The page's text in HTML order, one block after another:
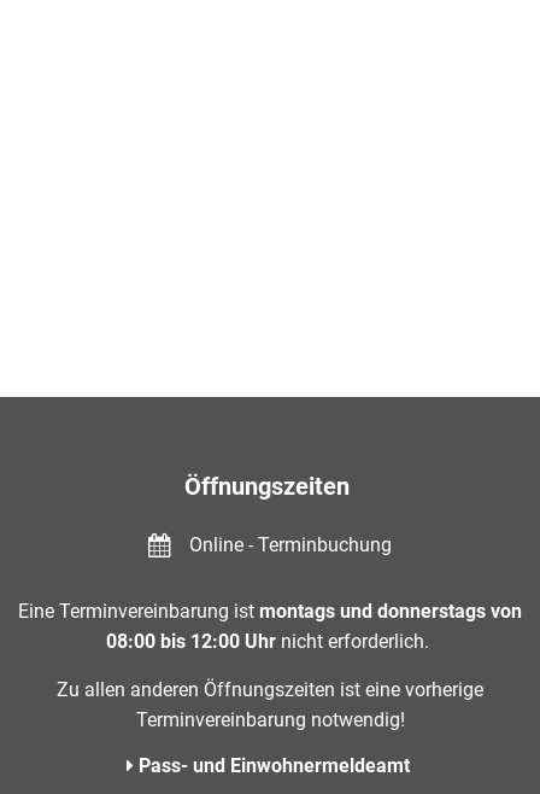
Öffnungszeiten
Online - Terminbuchung
Eine Terminvereinbarung ist montags und donnerstags von
08:00 bis 12:00 Uhr nicht erforderlich.
Zu allen anderen Öffnungszeiten ist eine vorherige
Terminvereinbarung notwendig!
Pass- und Einwohnermeldeamt